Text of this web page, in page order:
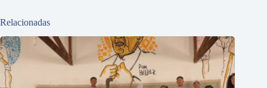
Relacionadas